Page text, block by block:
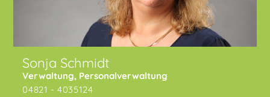
Sonja Schmidt
Verwaltung, Personalverwaltung
04821 - 4035124